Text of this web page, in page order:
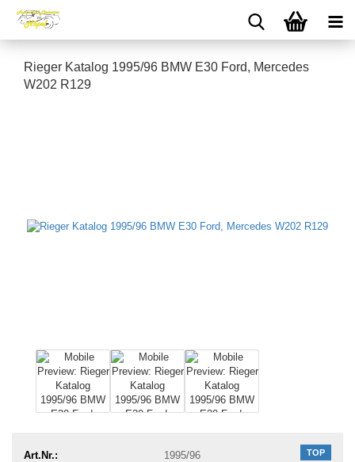
Rieger Katalog 1995/96 BMW E30 Ford, Mercedes
W202 R129
TOP
Art.Nr.:
1995/96